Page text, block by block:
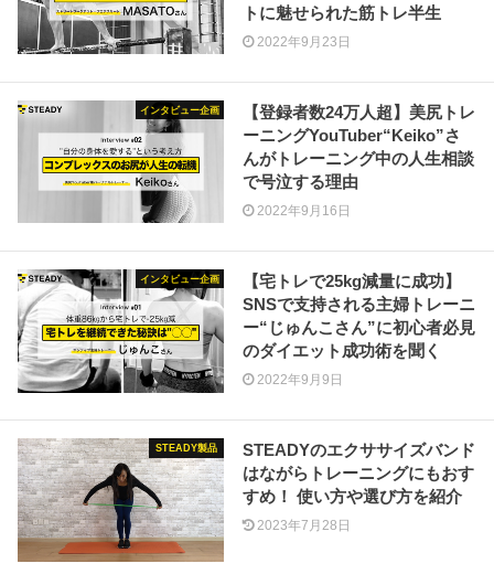
トに魅せられた筋トレ半生
2022年9月23日
インタビュー企画
【登録者数24万人超】美尻トレ
ーニングYouTuber“Keiko”さ
んがトレーニング中の人生相談
で号泣する理由
2022年9月16日
インタビュー企画
【宅トレで25kg減量に成功】
SNSで支持される主婦トレーニ
ー“じゅんこさん”に初心者必見
のダイエット成功術を聞く
2022年9月9日
STEADY製品
STEADYのエクササイズバンド
はながらトレーニングにもおす
すめ！ 使い方や選び方を紹介
2023年7月28日